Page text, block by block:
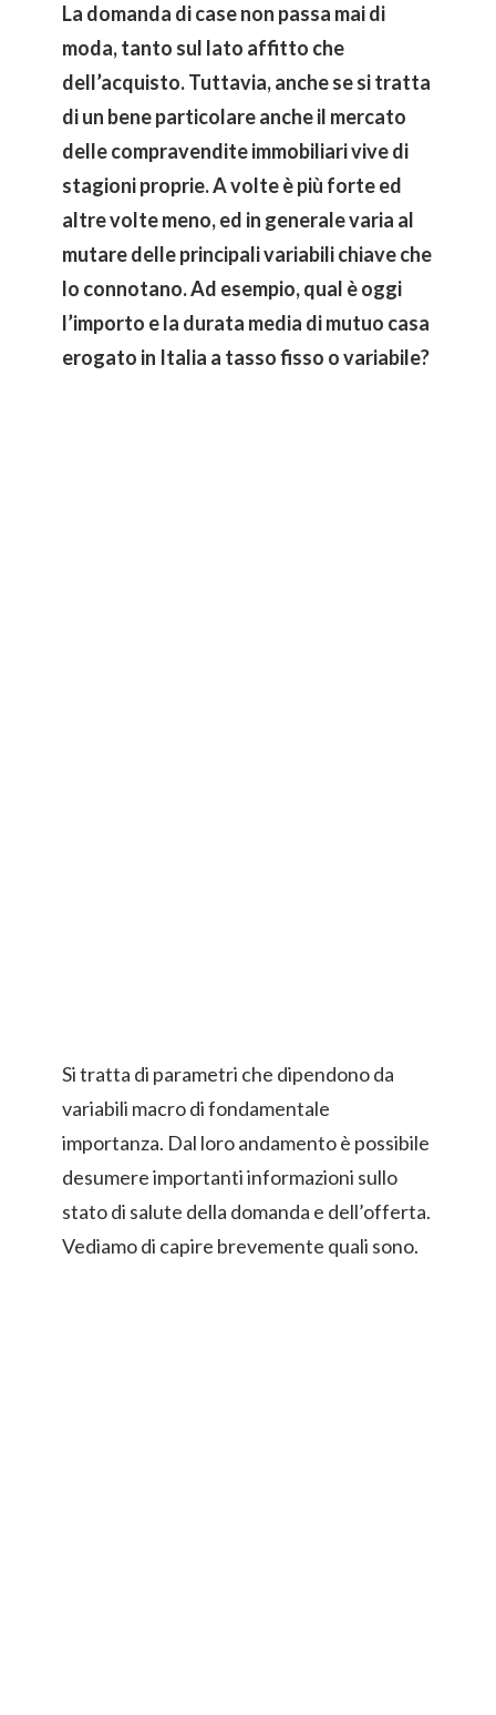
La domanda di case non passa mai di
moda, tanto sul lato affitto che
dell’acquisto. Tuttavia, anche se si tratta
di un bene particolare anche il mercato
delle compravendite immobiliari vive di
stagioni proprie. A volte è più forte ed
altre volte meno, ed in generale varia al
mutare delle principali variabili chiave che
lo connotano. Ad esempio, qual è oggi
l’importo e la durata media di mutuo casa
erogato in Italia a tasso fisso o variabile?
Si tratta di parametri che dipendono da
variabili macro di fondamentale
importanza. Dal loro andamento è possibile
desumere importanti informazioni sullo
stato di salute della domanda e dell’offerta.
Vediamo di capire brevemente quali sono.